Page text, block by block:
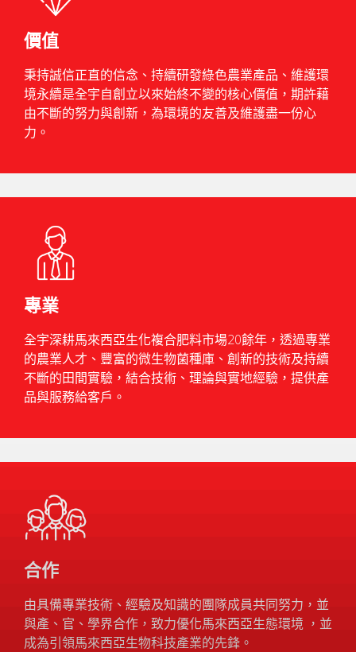
價值
秉持誠信正直的信念、持續研發綠色農業產品、維護環
境永續是全宇自創立以來始終不變的核心價值，期許藉
由不斷的努力與創新，為環境的友善及維護盡一份心
力。
專業
全宇深耕馬來西亞生化複合肥料市場20餘年，透過專業
的農業人才、豐富的微生物菌種庫、創新的技術及持續
不斷的田間實驗，結合技術、理論與實地經驗，提供產
品與服務給客戶。
合作
由具備專業技術、經驗及知識的團隊成員共同努力，並
與產、官、學界合作，致力優化馬來西亞生態環境 ，並
成為引領馬來西亞生物科技產業的先鋒。